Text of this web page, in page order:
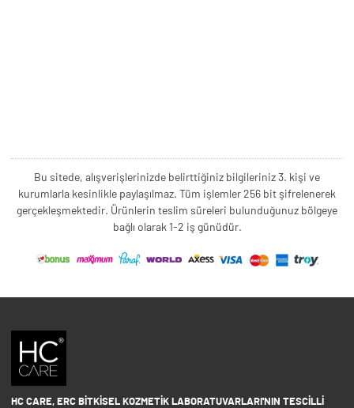
Bu sitede, alışverişlerinizde belirttiğiniz bilgileriniz 3. kişi ve
kurumlarla kesinlikle paylaşılmaz. Tüm işlemler 256 bit şifrelenerek
gerçekleşmektedir. Ürünlerin teslim süreleri bulunduğunuz bölgeye
bağlı olarak 1-2 iş günüdür.
HC CARE, ERC BITKISEL KOZMETIK LABORATUVARLARI'NIN TESCILLI